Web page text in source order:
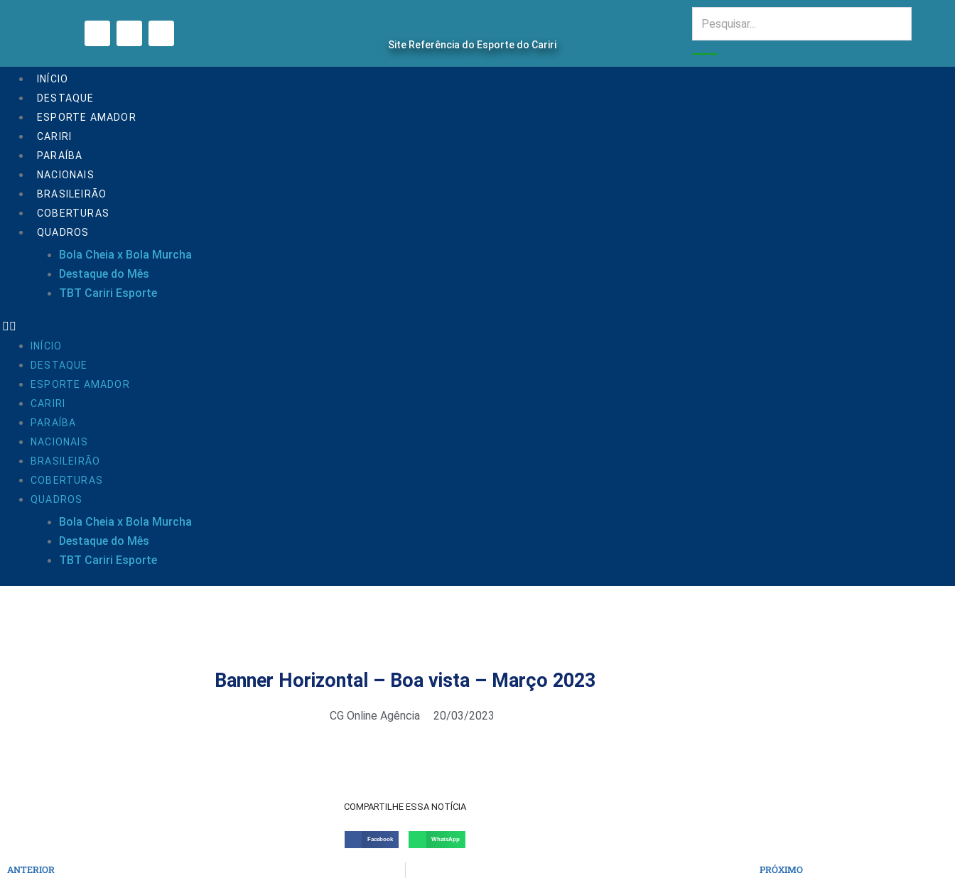
Site Referência do Esporte do Cariri
INÍCIO
DESTAQUE
ESPORTE AMADOR
CARIRI
PARAÍBA
NACIONAIS
BRASILEIRÃO
COBERTURAS
QUADROS
Bola Cheia x Bola Murcha
Destaque do Mês
TBT Cariri Esporte
INÍCIO
DESTAQUE
ESPORTE AMADOR
CARIRI
PARAÍBA
NACIONAIS
BRASILEIRÃO
COBERTURAS
QUADROS
Bola Cheia x Bola Murcha
Destaque do Mês
TBT Cariri Esporte
Banner Horizontal – Boa vista – Março 2023
CG Online Agência 20/03/2023
COMPARTILHE ESSA NOTÍCIA
Facebook WhatsApp
ANTERIOR PRÓXIMO